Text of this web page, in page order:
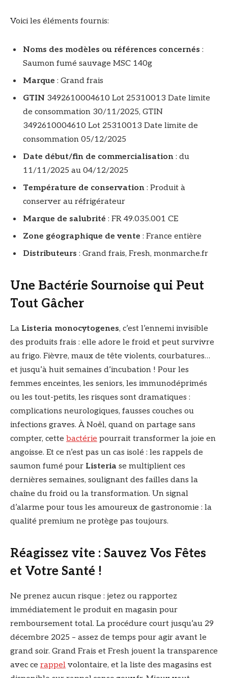
Voici les éléments fournis:
Noms des modèles ou références concernés :
Saumon fumé sauvage MSC 140g
Marque : Grand frais
GTIN 3492610004610 Lot 25310013 Date limite
de consommation 30/11/2025, GTIN
3492610004610 Lot 25310013 Date limite de
consommation 05/12/2025
Date début/fin de commercialisation : du
11/11/2025 au 04/12/2025
Température de conservation : Produit à
conserver au réfrigérateur
Marque de salubrité : FR 49.035.001 CE
Zone géographique de vente : France entière
Distributeurs : Grand frais, Fresh, monmarche.fr
Une Bactérie Sournoise qui Peut
Tout Gâcher
La Listeria monocytogenes, c’est l’ennemi invisible
des produits frais : elle adore le froid et peut survivre
au frigo. Fièvre, maux de tête violents, courbatures…
et jusqu’à huit semaines d’incubation ! Pour les
femmes enceintes, les seniors, les immunodéprimés
ou les tout-petits, les risques sont dramatiques :
complications neurologiques, fausses couches ou
infections graves. À Noël, quand on partage sans
compter, cette bactérie pourrait transformer la joie en
angoisse. Et ce n’est pas un cas isolé : les rappels de
saumon fumé pour Listeria se multiplient ces
dernières semaines, soulignant des failles dans la
chaîne du froid ou la transformation. Un signal
d’alarme pour tous les amoureux de gastronomie : la
qualité premium ne protège pas toujours.
Réagissez vite : Sauvez Vos Fêtes
et Votre Santé !
Ne prenez aucun risque : jetez ou rapportez
immédiatement le produit en magasin pour
remboursement total. La procédure court jusqu’au 29
décembre 2025 – assez de temps pour agir avant le
grand soir. Grand Frais et Fresh jouent la transparence
avec ce rappel volontaire, et la liste des magasins est